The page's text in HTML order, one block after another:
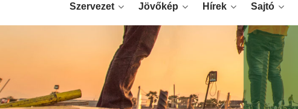
Szervezet Jövőkép Hírek Sajtó